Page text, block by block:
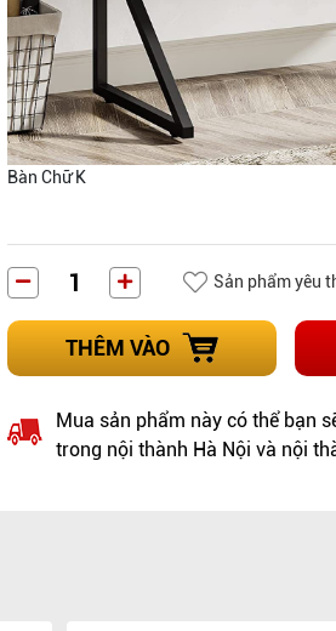
Bàn Chữ K
Sản phẩm yêu
THÊM VÀO
Mua sản phẩm này có thể bạn
trong nội thành Hà Nội và nội